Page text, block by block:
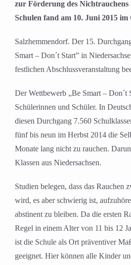
zur Förderung des Nichtrauchens
Schulen fand am 10. Juni 2015
Salzhemmendorf. Der 15.
Smart – Don´t Start” in
festlichen Abschlussveranstaltung
Der Wettbewerb „Be Smart – Don´t
Schülerinnen und Schüler. In
diesen Durchgang 7.560
fünf bis neun im Herbst 2014 die
Monate lang nicht zu rauchen.
Klassen aus Niedersachsen.
Studien belegen, dass das Rauchen
wird, es aber schwierig ist,
abstinent zu bleiben. Da die ersten
Regel in einem Alter von 11 bis 12
ist die Schule als Ort präventiver
geeignet. Hier können alle Kinder